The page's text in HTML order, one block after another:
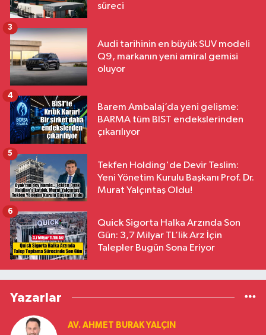
süreci
Audi tarihinin en büyük SUV modeli
Q9, markanın yeni amiral gemisi
oluyor
3
Barem Ambalaj’da yeni gelişme:
BARMA tüm BIST endekslerinden
çıkarılıyor
4
Tekfen Holding'de Devir Teslim:
Yeni Yönetim Kurulu Başkanı Prof. Dr.
Murat Yalçıntaş Oldu!
5
Quick Sigorta Halka Arzında Son
Gün: 3,7 Milyar TL’lik Arz İçin
Talepler Bugün Sona Eriyor
6
Yazarlar
AV. AHMET BURAK YALÇIN